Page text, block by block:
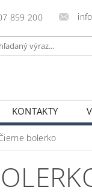
859 200
KONTAKTY
bolerko